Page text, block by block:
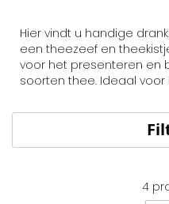
Hier vindt u handige
een theezeef en
voor het presenteren en
soorten thee. Ideaal voor
4